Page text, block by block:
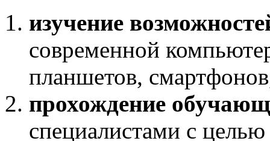
изучение
современной
планшетов,
прохождение
специалистами с